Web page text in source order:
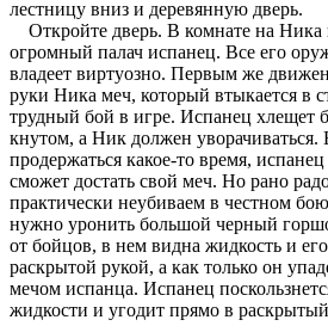
лестницу вниз и деревянную дверь.
Откройте дверь. В комнате на Ника
огромный палач испанец. Все его
владеет виртуозно. Первым же
руки Ника меч, который втыкается в
трудный бой в игре. Испанец хлещет
кнутом, а Ник должен уворачиваться.
продержаться какое-то время,
сможет достать свой меч. Но рано
практически неубиваем в честном
нужно уронить большой черный
от бойцов, в нем видна жидкость и
раскрытой рукой, а как только он
мечом испанца. Испанец
жидкости и угодит прямо в